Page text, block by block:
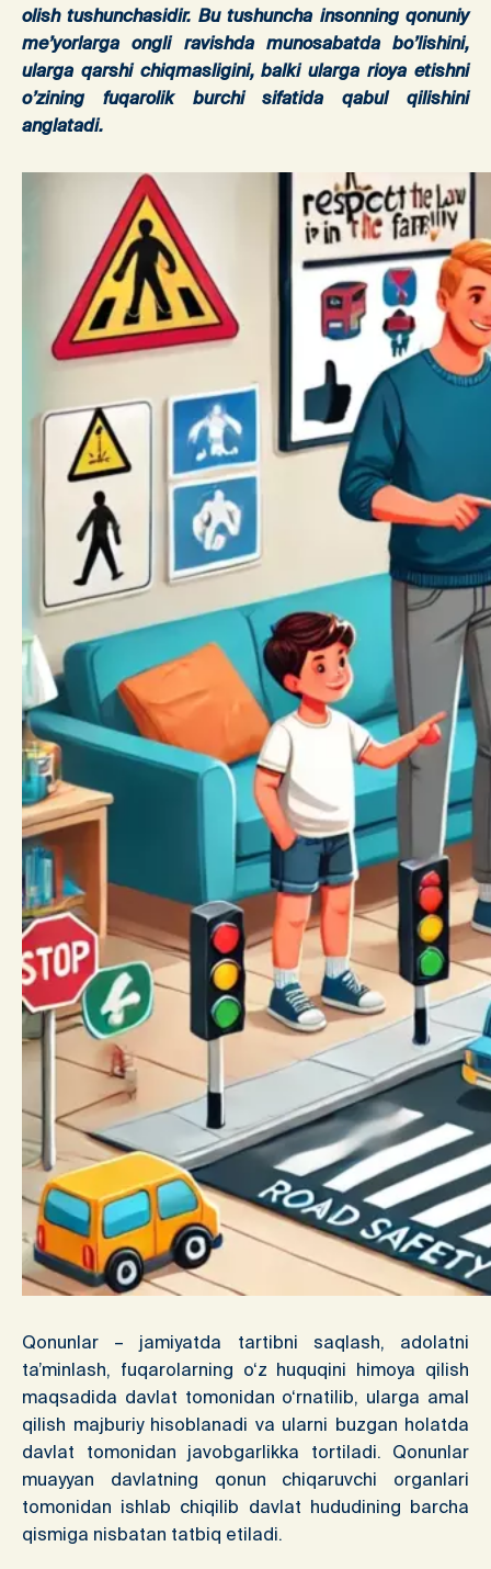
olish tushunchasidir. Bu tushuncha insonning qonuniy
me’yorlarga ongli ravishda munosabatda bo’lishini,
ularga qarshi chiqmasligini, balki ularga rioya etishni
o’zining fuqarolik burchi sifatida qabul qilishini
anglatadi.
Qonunlar – jamiyatda tartibni saqlash, adolatni
ta’minlash, fuqarolarning o‘z huquqini himoya qilish
maqsadida davlat tomonidan o‘rnatilib, ularga amal
qilish majburiy hisoblanadi va ularni buzgan holatda
davlat tomonidan javobgarlikka tortiladi. Qonunlar
muayyan davlatning qonun chiqaruvchi organlari
tomonidan ishlab chiqilib davlat hududining barcha
qismiga nisbatan tatbiq etiladi.